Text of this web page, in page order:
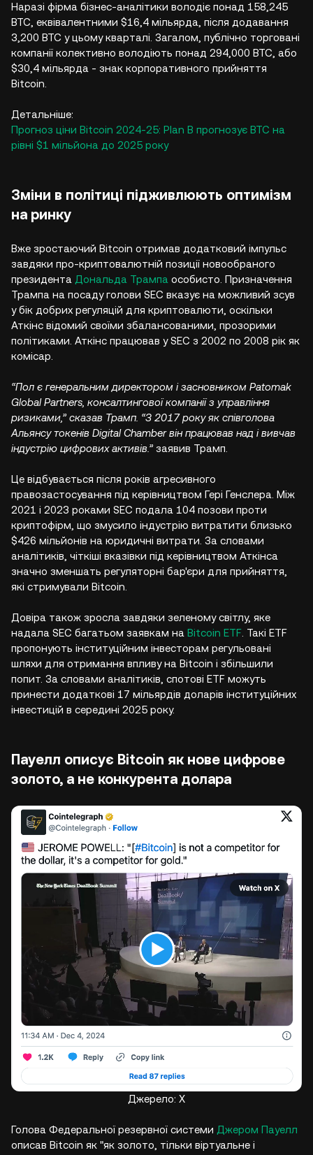
Наразі фірма бізнес-аналітики володіє понад 158,245
BTC, еквівалентними $16,4 мільярда, після додавання
3,200 BTC у цьому кварталі. Загалом, публічно торговані
компанії колективно володіють понад 294,000 BTC, або
$30,4 мільярда - знак корпоративного прийняття
Bitcoin.
Детальніше:
Прогноз ціни Bitcoin 2024-25: Plan B прогнозує BTC на
рівні $1 мільйона до 2025 року
Зміни в політиці підживлюють оптимізм
на ринку
Вже зростаючий Bitcoin отримав додатковий імпульс
завдяки про-криптовалютній позиції новообраного
президента Дональда Трампа особисто. Призначення
Трампа на посаду голови SEC вказує на можливий зсув
у бік добрих регуляцій для криптовалюти, оскільки
Аткінс відомий своїми збалансованими, прозорими
політиками. Аткінс працював у SEC з 2002 по 2008 рік як
комісар.
“Пол є генеральним директором і засновником Patomak
Global Partners, консалтингової компанії з управління
ризиками,” сказав Трамп. “З 2017 року як співголова
Альянсу токенів Digital Chamber він працював над і вивчав
індустрію цифрових активів.”заявив Трамп.
Це відбувається після років агресивного
правозастосування під керівництвом Гері Генслера. Між
2021 і 2023 роками SEC подала 104 позови проти
криптофірм, що змусило індустрію витратити близько
$426 мільйонів на юридичні витрати. За словами
аналітиків, чіткіші вказівки під керівництвом Аткінса
значно зменшать регуляторні бар'єри для прийняття,
які стримували Bitcoin.
Довіра також зросла завдяки зеленому світлу, яке
надала SEC багатьом заявкам на Bitcoin ETF . Такі ETF
пропонують інституційним інвесторам регульовані
шляхи для отримання впливу на Bitcoin і збільшили
попит. За словами аналітиків, спотові ETF можуть
принести додаткові 17 мільярдів доларів інституційних
інвестицій в середині 2025 року.
Пауелл описує Bitcoin як нове цифрове
золото, а не конкурента долара
Джерело: X
Голова Федеральної резервної системи Джером Пауелл
описав Bitcoin як "як золото, тільки віртуальне і